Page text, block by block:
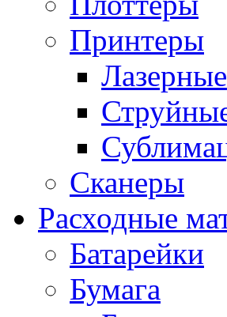
Принтеры
Лазерные
Сканеры
Расходные
Батарейки
Бумага